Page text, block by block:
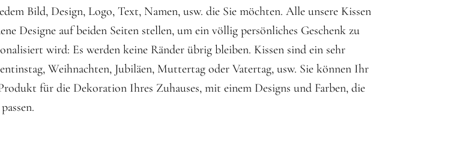
Bild, Design, Logo, Text, Namen, usw. die Sie möchten. Alle unsere Kissen
Designe auf beiden Seiten stellen, um ein völlig persönliches Geschenk zu
wird: Es werden keine Ränder übrig bleiben. Kissen sind ein sehr
Weihnachten, Jubiläen, Muttertag oder Vatertag, usw. Sie können Ihr
für die Dekoration Ihres Zuhauses, mit einem Designs und Farben, die